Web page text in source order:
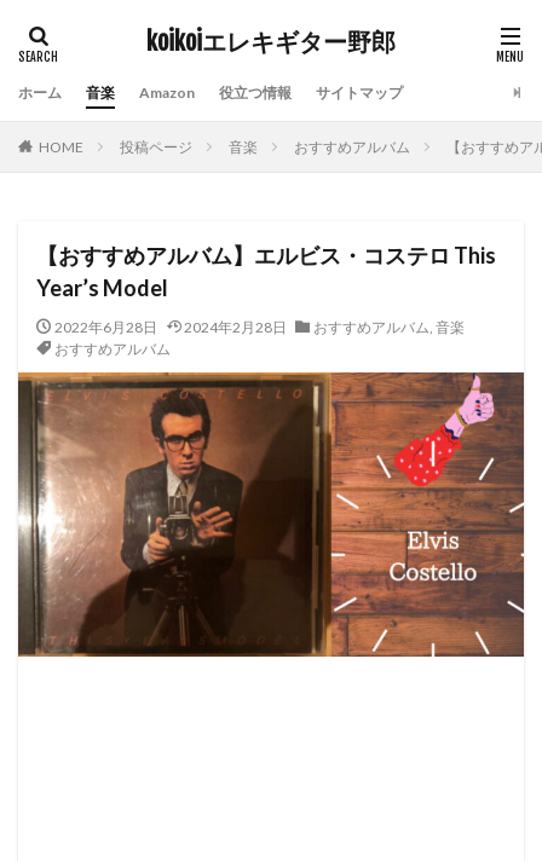
koikoiエレキギター野郎
ホーム 音楽 Amazon 役立つ情報 サイトマップ
HOME 投稿ページ 音楽 おすすめアルバム 【おすすめ
【おすすめアルバム】エルビス・コステロ This
Year’s Model
2022年6月28日 2024年2月28日 おすすめアルバム, 音楽
おすすめアルバム
ROCKINJAPAN
おすすめ10曲
おすすめアルバム
ライブレポート
横山健
社会人スキルアップ
除湿器
電子チケット